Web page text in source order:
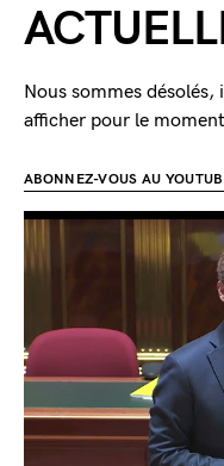
Nous sommes
afficher pour le moment
ABONNEZ-VOUS AU